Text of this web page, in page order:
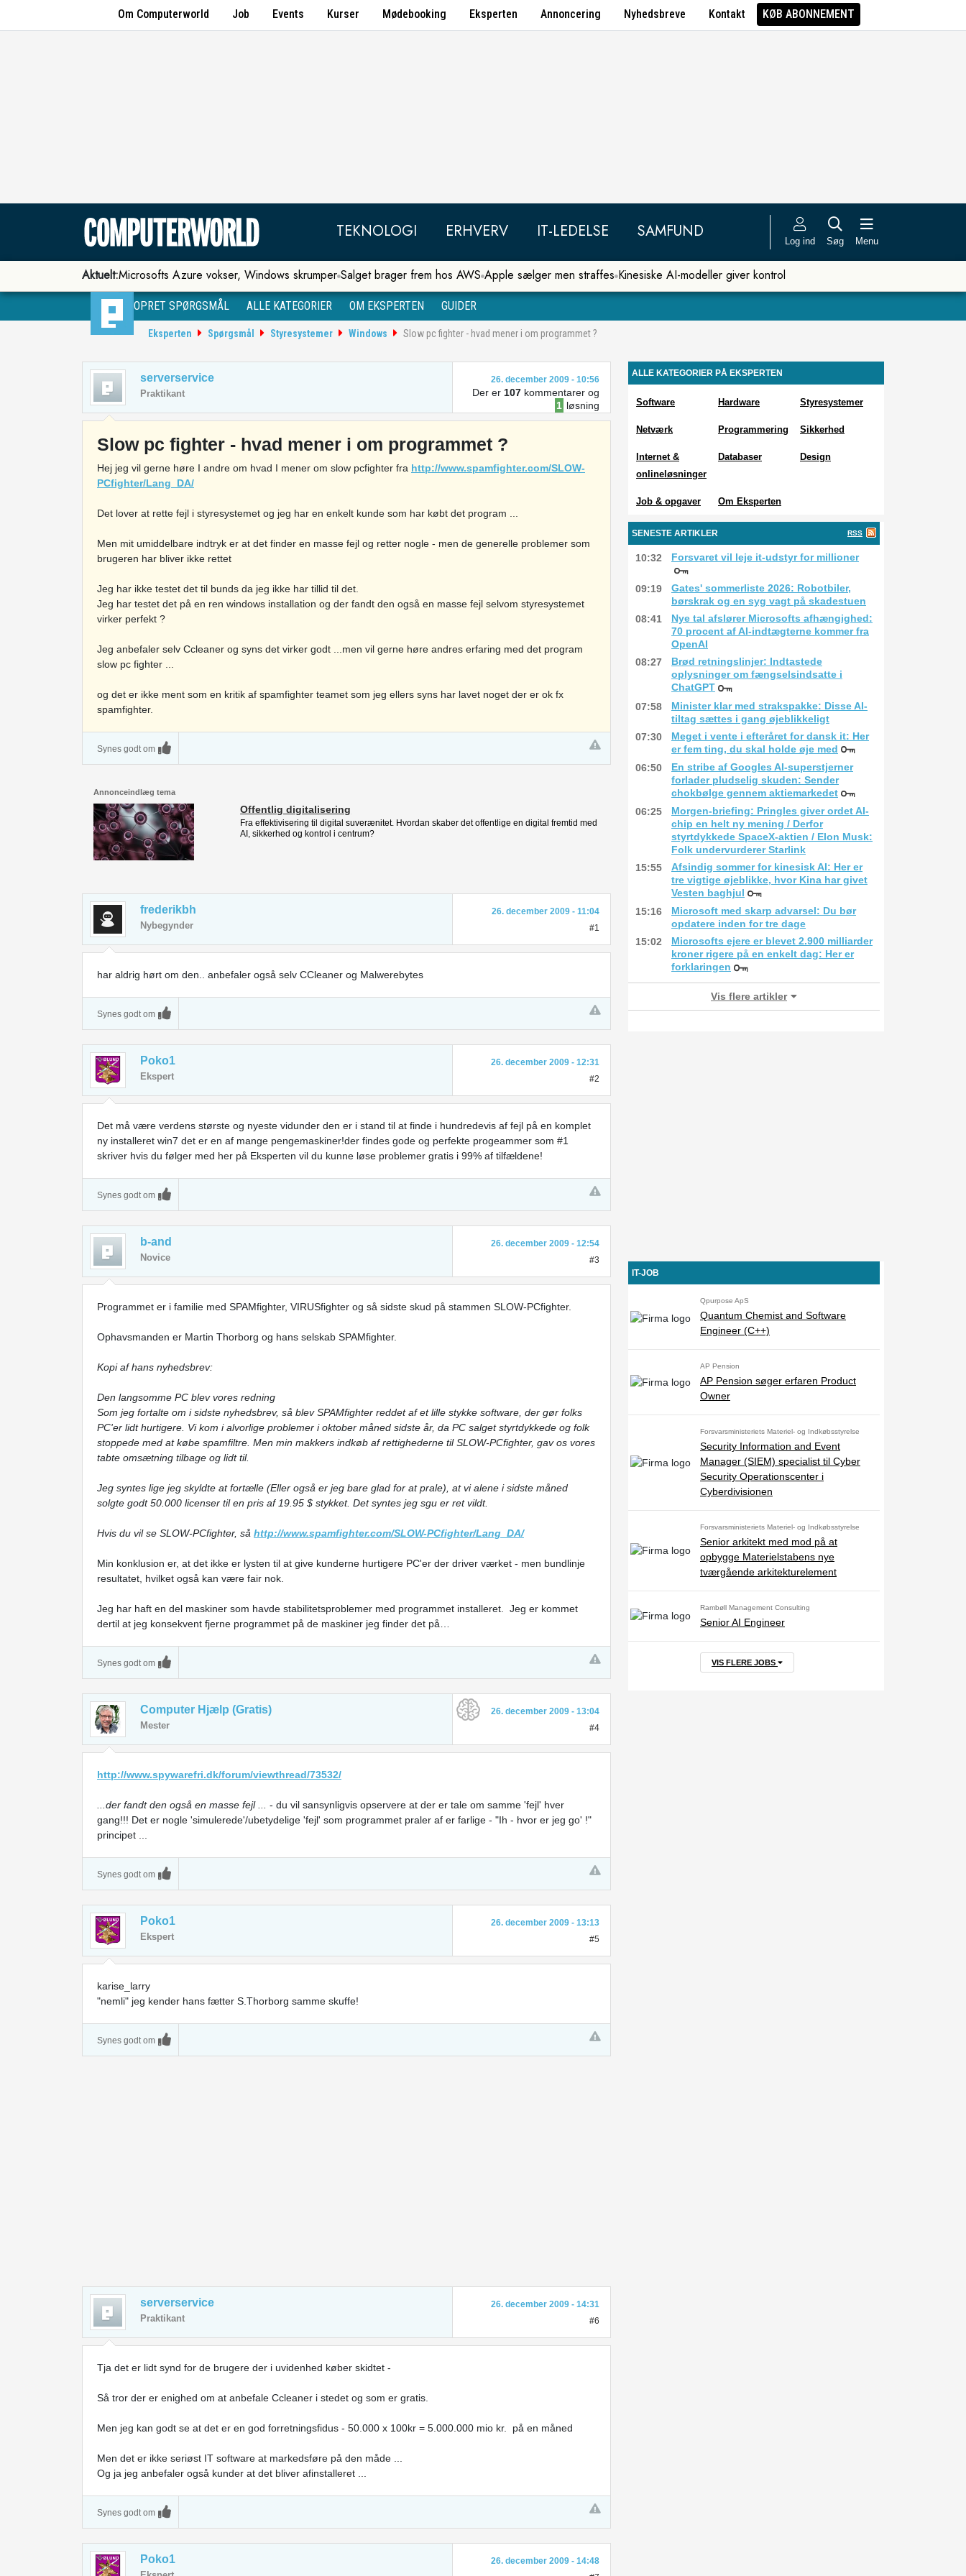
Om Computerworld Job Events Kurser Mødebooking Eksperten Annoncering Nyhedsbreve Kontakt KØB ABONNEMENT
TEKNOLOGI ERHVERV IT-LEDELSE SAMFUND Log ind Søg Menu
Aktuelt:Microsofts Azure vokser, Windows skrumper Salget brager frem hos AWS Apple sælger men straffes Kinesiske AI-modeller giver kontrol
OPRET SPØRGSMÅL ALLE KATEGORIER OM EKSPERTEN GUIDER
Eksperten Spørgsmål Styresystemer Windows Slow pc fighter - hvad mener i om programmet ?
serverservice
Praktikant
26. december 2009 - 10:56
Der er 107kommentarer og
1 løsning
Slow pc fighter - hvad mener i om programmet ?
Hej jeg vil gerne høre I andre om hvad I mener om slow pcfighter fra http://www.spamfighter.com/SLOW-
PCfighter/Lang_DA/
Det lover at rette fejl i styresystemet og jeg har en enkelt kunde som har købt det program ...
Men mit umiddelbare indtryk er at det finder en masse fejl og retter nogle - men de generelle problemer som
brugeren har bliver ikke rettet
Jeg har ikke testet det til bunds da jeg ikke har tillid til det.
Jeg har testet det på en ren windows installation og der fandt den også en masse fejl selvom styresystemet
virker perfekt ?
Jeg anbefaler selv Ccleaner og syns det virker godt ...men vil gerne høre andres erfaring med det program
slow pc fighter ...
og det er ikke ment som en kritik af spamfighter teamet som jeg ellers syns har lavet noget der er ok fx
spamfighter.
Synes godt om
Annonceindlæg tema
Offentlig digitalisering
Fra effektivisering til digital suverænitet. Hvordan skaber det offentlige en digital fremtid med
AI, sikkerhed og kontrol i centrum?
frederikbh
Nybegynder
26. december 2009 - 11:04
#1
har aldrig hørt om den.. anbefaler også selv CCleaner og Malwerebytes
Synes godt om
Poko1
Ekspert
26. december 2009 - 12:31
#2
Det må være verdens største og nyeste vidunder den er i stand til at finde i hundredevis af fejl på en komplet
ny installeret win7 det er en af mange pengemaskiner!der findes gode og perfekte progeammer som #1
skriver hvis du følger med her på Eksperten vil du kunne løse problemer gratis i 99% af tilfældene!
Synes godt om
b-and
Novice
26. december 2009 - 12:54
#3
Programmet er i familie med SPAMfighter, VIRUSfighter og så sidste skud på stammen SLOW-PCfighter.
Ophavsmanden er Martin Thorborg og hans selskab SPAMfighter.
Kopi af hans nyhedsbrev:
Den langsomme PC blev vores redning
Som jeg fortalte om i sidste nyhedsbrev, så blev SPAMfighter reddet af et lille stykke software, der gør folks
PC'er lidt hurtigere. Vi kom i alvorlige problemer i oktober måned sidste år, da PC salget styrtdykkede og folk
stoppede med at købe spamfiltre. Men min makkers indkøb af rettighederne til SLOW-PCfighter, gav os vores
tabte omsætning tilbage og lidt til.
Jeg syntes lige jeg skyldte at fortælle (Eller også er jeg bare glad for at prale), at vi alene i sidste måned
solgte godt 50.000 licenser til en pris af 19.95 $ stykket. Det syntes jeg sgu er ret vildt.
Hvis du vil se SLOW-PCfighter, så http://www.spamfighter.com/SLOW-PCfighter/Lang_DA/
Min konklusion er, at det ikke er lysten til at give kunderne hurtigere PC'er der driver værket - men bundlinje
resultatet, hvilket også kan være fair nok.
Jeg har haft en del maskiner som havde stabilitetsproblemer med programmet installeret. Jeg er kommet
dertil at jeg konsekvent fjerne programmet på de maskiner jeg finder det på…
Synes godt om
Computer Hjælp (Gratis)
Mester
26. december 2009 - 13:04
#4
http://www.spywarefri.dk/forum/viewthread/73532/
...der fandt den også en masse fejl ...
- du vil sansynligvis opservere at der er tale om samme 'fejl' hver
gang!!! Det er nogle 'simulerede'/ubetydelige 'fejl' som programmet praler af er farlige - "Ih - hvor er jeg go' !"
principet ...
Synes godt om
Poko1
Ekspert
26. december 2009 - 13:13
#5
karise_larry
"nemli" jeg kender hans fætter S.Thorborg samme skuffe!
Synes godt om
serverservice
Praktikant
26. december 2009 - 14:31
#6
Tja det er lidt synd for de brugere der i uvidenhed køber skidtet -
Så tror der er enighed om at anbefale Ccleaner i stedet og som er gratis.
Men jeg kan godt se at det er en god forretningsfidus - 50.000 x 100kr = 5.000.000 mio kr. på en måned
Men det er ikke seriøst IT software at markedsføre på den måde ...
Og ja jeg anbefaler også kunder at det bliver afinstalleret ...
Synes godt om
Poko1
26. december 2009 - 14:48
ALLE KATEGORIER PÅ EKSPERTEN
Software Hardware Styresystemer
Netværk Programmering Sikkerhed
Internet &
onlineløsninger
Databaser Design
Job & opgaver Om Eksperten
SENESTE ARTIKLER RSS
10:32 Forsvaret vil leje it-udstyr for millioner
09:19
Gates' sommerliste 2026: Robotbiler,
børskrak og en syg vagt på skadestuen
08:41
Nye tal afslører Microsofts afhængighed:
70 procent af AI-indtægterne kommer fra
OpenAI
08:27
Brød retningslinjer: Indtastede
oplysninger om fængselsindsatte i
ChatGPT
07:58
Minister klar med strakspakke: Disse AI-
tiltag sættes i gang øjeblikkeligt
07:30
Meget i vente i efteråret for dansk it: Her
er fem ting, du skal holde øje med
06:50
En stribe af Googles AI-superstjerner
forlader pludselig skuden: Sender
chokbølge gennem aktiemarkedet
06:25
Morgen-briefing: Pringles giver ordet AI-
chip en helt ny mening / Derfor
styrtdykkede SpaceX-aktien / Elon Musk:
Folk undervurderer Starlink
15:55
Afsindig sommer for kinesisk AI: Her er
tre vigtige øjeblikke, hvor Kina har givet
Vesten baghjul
15:16
Microsoft med skarp advarsel: Du bør
opdatere inden for tre dage
15:02
Microsofts ejere er blevet 2.900 milliarder
kroner rigere på en enkelt dag: Her er
forklaringen
Vis flere artikler
IT-JOB
Qpurpose ApS
Quantum Chemist and Software
Engineer (C++)
AP Pension
AP Pension søger erfaren Product
Owner
Forsvarsministeriets Materiel- og Indkøbsstyrelse
Security Information and Event
Manager (SIEM) specialist til Cyber
Security Operationscenter i
Cyberdivisionen
Forsvarsministeriets Materiel- og Indkøbsstyrelse
Senior arkitekt med mod på at
opbygge Materielstabens nye
tværgående arkitekturelement
Rambøll Management Consulting
Senior AI Engineer
VIS FLERE JOBS